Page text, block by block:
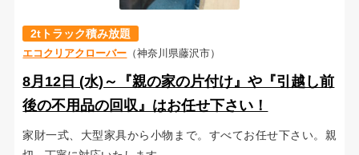
2tトラック積み放題
エコクリアクローバー （神奈川県藤沢市）
8月12日 (水)～『親の家の片付け』や『引越し前
後の不用品の回収』はお任せ下さい！
家財一式、大型家具から小物まで。すべてお任せ下さい。親